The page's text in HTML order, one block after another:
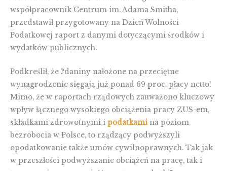
współpracownik Centrum im. Adama Smitha,
przedstawił przygotowany na Dzień Wolności
Podatkowej raport z danymi dotyczącymi środków i
wydatków publicznych.
Podkreślił, że ?daniny nałożone na przeciętne
wynagrodzenie sięgają już ponad 69 proc. płacy netto!
Mimo, że w raportach rządowych zauważono kluczowy
wpływ łącznego wysokiego obciążenia pracy ZUS-em,
składkami zdrowotnymi i podatkamina poziom
bezrobocia w Polsce, to rządzący podwyższyli
opodatkowanie także umów cywilnoprawnych. Tak jak
w przeszłości podwyższanie obciążeń na pracę, tak i